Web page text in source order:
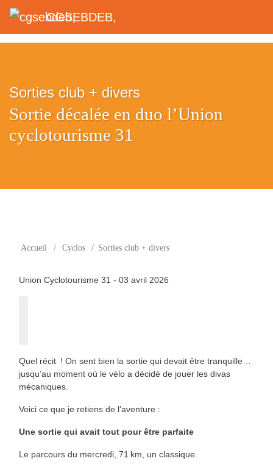
CGSEBDEB,
Sorties club + divers
Sortie décalée en duo l’Union
cyclotourisme 31
Accueil / Cyclos / Sorties club + divers
Union Cyclotourisme 31 - 03 avril 2026
Quel récit ! On sent bien la sortie qui devait être tranquille…
jusqu’au moment où le vélo a décidé de jouer les divas
mécaniques.
Voici ce que je retiens de l’aventure :
Une sortie qui avait tout pour être parfaite
Le parcours du mercredi, 71 km, un classique.